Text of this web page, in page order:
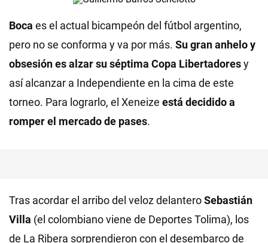
Boca es el actual bicampeón del fútbol argentino,
pero no se conforma y va por más. Su gran anhelo y
obsesión es alzar su séptima Copa Libertadoresy
así alcanzar a Independiente en la cima de este
torneo. Para lograrlo, el Xeneize está decidido a
romper el mercado de pases.
Tras acordar el arribo del veloz delanteroSebastián
Villa (el colombiano viene de Deportes Tolima), los
de La Ribera sorprendieron con el desembarco de